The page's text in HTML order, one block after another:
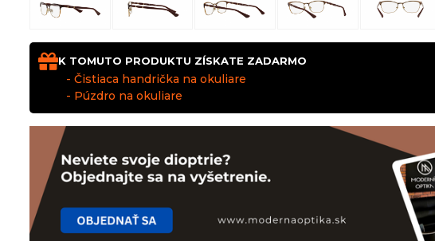
K TOMUTO PRODUKTU ZÍSKATE ZADARMO
- Čistiaca handrička na okuliare
- Púzdro na okuliare